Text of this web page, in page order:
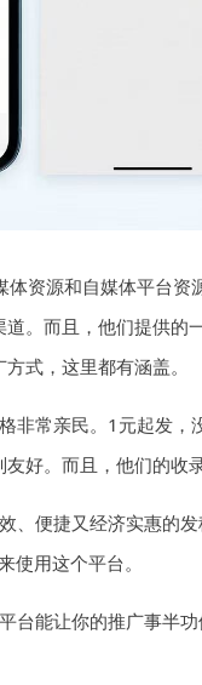
体资源和自媒体平台资
。而且，他们提供
式，这里都有涵盖。
非常亲民。1元起发，
好。而且，他们的收
、便捷又经济实惠的
用这个平台。
台能让你的推广事半